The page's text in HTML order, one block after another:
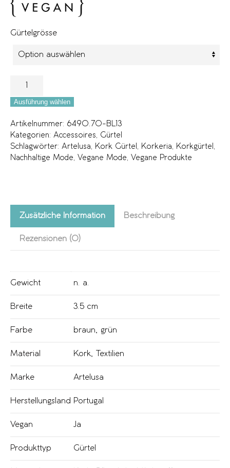
Gürtelgrösse
Ausführung wählen
Artikelnummer: 6490.70-BL13
Kategorien: Accessoires
Gürtel
Schlagwörter: Artelusa Kork Gürtel Korkeria Korkgürtel
Nachhaltige Mode
Vegane Mode Vegane Produkte
Zusätzliche Information Beschreibung
Rezensionen (0)
Gewicht n. a.
Breite 3.5 cm
Farbe braun grün
Material Kork Textilien
Marke Artelusa
Herstellungsland Portugal
Vegan Ja
Produkttyp Gürtel